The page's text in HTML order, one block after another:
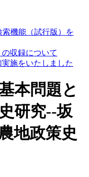
索機能（試行版）を
の収録について
施をいたしました
本問題と
研究--坂
地政策史